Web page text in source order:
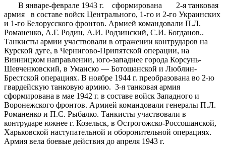
В январе-феврале 1943 г. сформирована 2-я танковая
армия в составе войск Центрального, 1-го и 2-го Украинских
и 1-го Белорусского фронтов. Армией командовали П.Л.
Романенко, А.Г. Родин, А.И. Родзинский, С.И. Богданов..
Танкисты армии участвовали в отражении контрударов на
Курской дуге, в Чернигово-Припятской операции, на
Винницком направлении, юго-западнее города Корсунь-
Шевченковский, в Уманско — Ботошанской и Люблин-
Брестской операциях. В ноябре 1944 г. преобразована во 2-ю
гвардейскую танковую армию. 3-я танковая армия
сформирована в мае 1942 г. в составе войск Западного и
Воронежского фронтов. Армией командовали генералы П.Л.
Романенко и П.С. Рыбалко. Танкисты участвовали в
контрударе южнее г. Козельск, в Острогожско-Россошанской,
Харьковской наступательной и оборонительной операциях.
Армия вела боевые действия до апреля 1943 г.